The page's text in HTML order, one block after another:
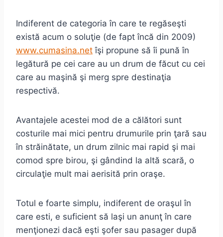
Indiferent de categoria în care te regăseşti
există acum o soluţie (de fapt încă din 2009)
www.cumasina.net îşi propune să îi pună în
legătură pe cei care au un drum de făcut cu cei
care au maşină şi merg spre destinaţia
respectivă.
Avantajele acestei mod de a călători sunt
costurile mai mici pentru drumurile prin ţară sau
în străinătate, un drum zilnic mai rapid şi mai
comod spre birou, şi gândind la altă scară, o
circulaţie mult mai aerisită prin oraşe.
Totul e foarte simplu, indiferent de oraşul în
care esti, e suficient să laşi un anunţ în care
menţionezi dacă eşti şofer sau pasager după